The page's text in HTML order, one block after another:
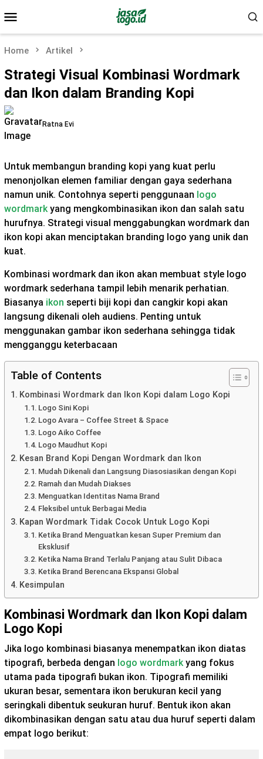
to
contentMenu
Home Artikel
Strategi Visual Kombinasi Wordmark
dan Ikon dalam Branding Kopi
Ratna Evi
Untuk membangun branding kopi yang kuat perlu
menonjolkan elemen familiar dengan gaya sederhana
namun unik. Contohnya seperti penggunaan logo
wordmarkyang mengkombinasikan ikon dan salah satu
hurufnya. Strategi visual menggabungkan wordmark dan
ikon kopi akan menciptakan branding logo yang unik dan
kuat.
Kombinasi wordmark dan ikon akan membuat style logo
wordmark sederhana tampil lebih menarik perhatian.
Biasanya ikon seperti biji kopi dan cangkir kopi akan
langsung dikenali oleh audiens. Penting untuk
menggunakan gambar ikon sederhana sehingga tidak
mengganggu keterbacaan
Table of Contents
Kombinasi Wordmark dan Ikon Kopi dalam Logo Kopi
Logo Sini Kopi
Logo Avara – Coffee Street & Space
Logo Aiko Coffee
Logo Maudhut Kopi
Kesan Brand Kopi Dengan Wordmark dan Ikon
Mudah Dikenali dan Langsung Diasosiasikan dengan Kopi
Ramah dan Mudah Diakses
Menguatkan Identitas Nama Brand
Fleksibel untuk Berbagai Media
Kapan Wordmark Tidak Cocok Untuk Logo Kopi
Ketika Brand Menguatkan kesan Super Premium dan
Eksklusif
Ketika Nama Brand Terlalu Panjang atau Sulit Dibaca
Ketika Brand Berencana Ekspansi Global
Kesimpulan
Kombinasi Wordmark dan Ikon Kopi dalam
Logo Kopi
Jika logo kombinasi biasanya menempatkan ikon diatas
tipografi, berbeda dengan logo wordmarkyang fokus
utama pada tipografi bukan ikon. Tipografi memiliki
ukuran besar, sementara ikon berukuran kecil yang
seringkali dibentuk seukuran huruf. Bentuk ikon akan
dikombinasikan dengan satu atau dua huruf seperti dalam
empat logo berikut: